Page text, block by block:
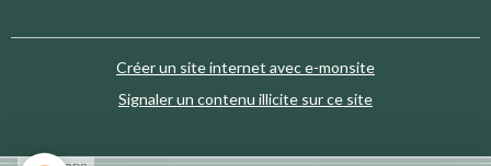
Créer un site internet avec e-monsite
Signaler un contenu illicite sur ce site